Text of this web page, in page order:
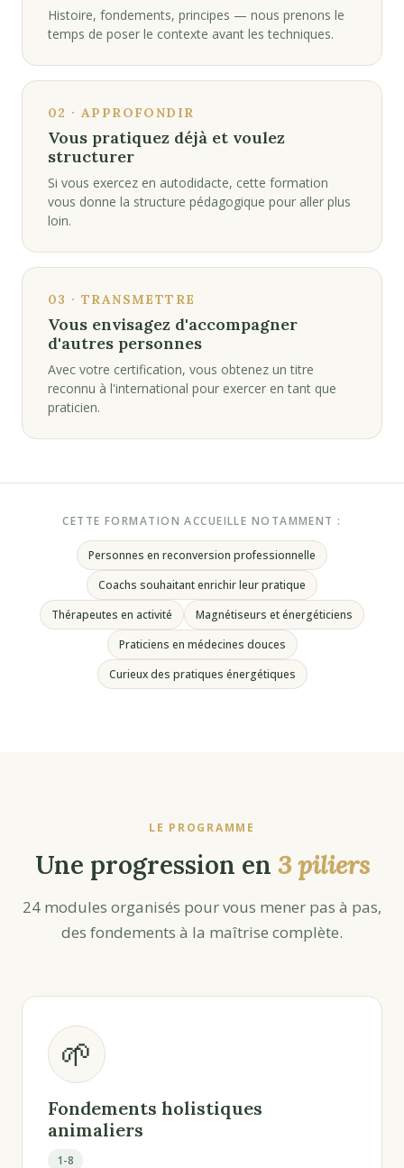
Histoire, fondements, principes — nous prenons le
temps de poser le contexte avant les techniques.
02 · APPROFONDIR
Vous pratiquez déjà et voulez
structurer
Si vous exercez en autodidacte, cette formation
vous donne la structure pédagogique pour aller plus
loin.
03 · TRANSMETTRE
Vous envisagez d'accompagner
d'autres personnes
Avec votre certification, vous obtenez un titre
reconnu à l'international pour exercer en tant que
praticien.
CETTE FORMATION ACCUEILLE NOTAMMENT :
Personnes en reconversion professionnelle
Coachs souhaitant enrichir leur pratique
Thérapeutes en activité
Magnétiseurs et énergéticiens
Praticiens en médecines douces
Curieux des pratiques énergétiques
LE PROGRAMME
Une progression en 3 piliers
24 modules organisés pour vous mener pas à pas,
des fondements à la maîtrise complète.
🌱
Fondements holistiques
animaliers
1-8